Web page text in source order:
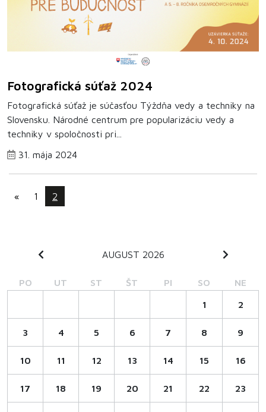
Fotografická súťaž 2024
Fotografická súťaž je súčasťou Týždňa vedy a techniky na
Slovensku. Národné centrum pre popularizáciu vedy a
techniky v spoločnosti pri...
31. mája 2024
« 1 2
AUGUST 2026
PO UT ST ŠT PI SO NE
1 2
3 4 5 6 7 8 9
10 11 12 13 14 15 16
17 18 19 20 21 22 23